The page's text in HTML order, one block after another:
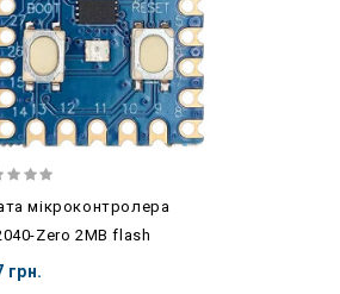
мікроконтролера
Zero 2MB flash
грн.